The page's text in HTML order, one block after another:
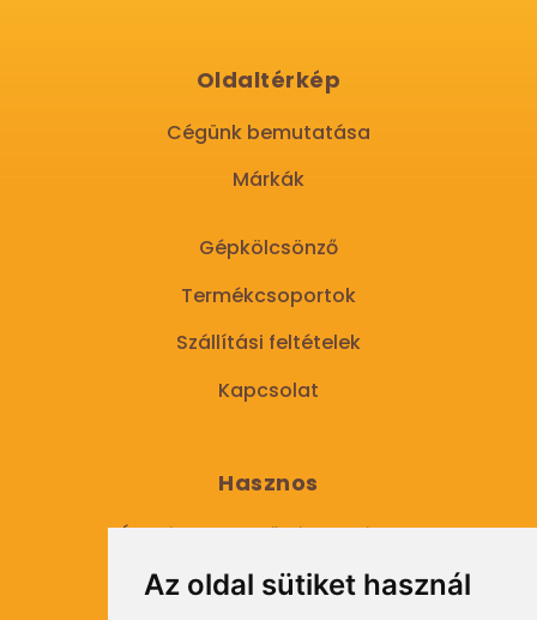
Az oldal sütiket használ
Oldaltérkép
Cégünk bemutatása
Márkák
Gépkölcsönző
Termékcsoportok
Szállítási feltételek
Kapcsolat
Hasznos
Általános Szerződési Feltételek
Adatkezelési tájékoztató